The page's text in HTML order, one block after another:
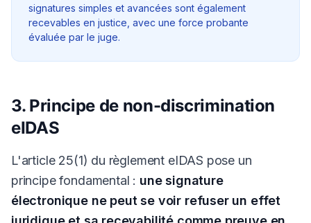
signatures simples et avancées sont également
recevables en justice, avec une force probante
évaluée par le juge.
3. Principe de non-discrimination
eIDAS
L'article 25(1) du règlement eIDAS pose un
principe fondamental : une signature
électronique ne peut se voir refuser un effet